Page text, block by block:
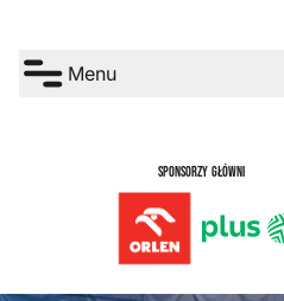
Menu
SPONSORZY GŁÓWNI